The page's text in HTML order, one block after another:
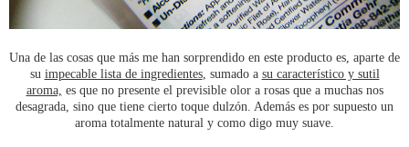
Una de las cosas que más me han sorprendido en este producto es, aparte de
su impecable lista de ingredientes, sumado a su característico y sutil
aroma, es que no presente el previsible olor a rosas que a muchas nos
desagrada, sino que tiene cierto toque dulzón. Además es por supuesto un
aroma totalmente natural y como digo muy suave.